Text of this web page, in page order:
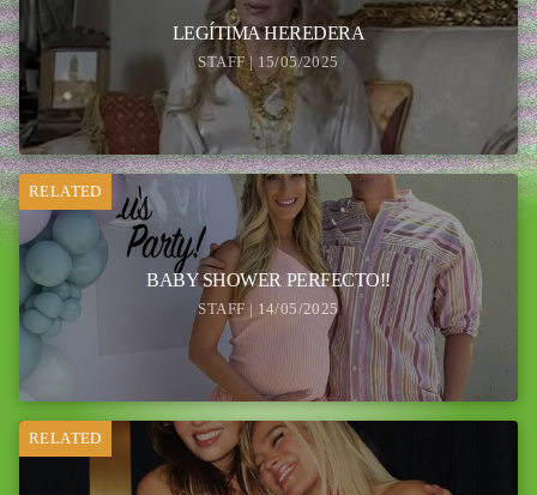
LEGÍTIMA HEREDERA
STAFF | 15/05/2025
RELATED
BABY SHOWER PERFECTO!!
STAFF | 14/05/2025
RELATED